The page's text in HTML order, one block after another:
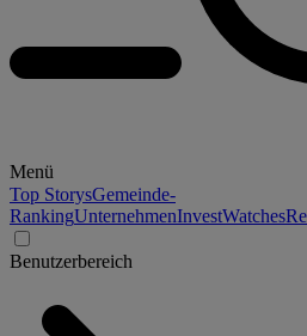
Menü
Top StorysGemeinde-
RankingUnternehmenInvestWatches
Benutzerbereich